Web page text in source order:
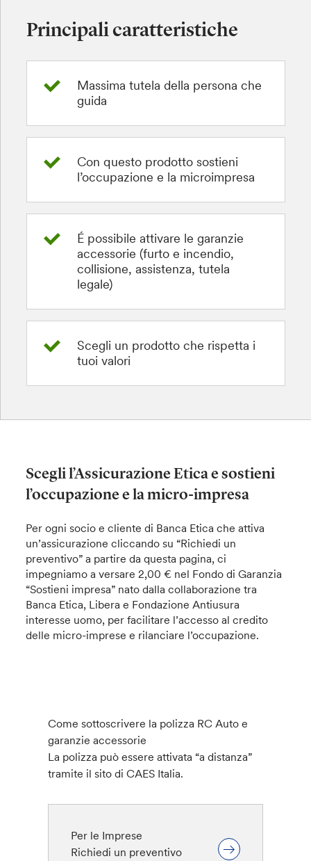
Principali caratteristiche
Massima tutela della persona che
guida
Con questo prodotto sostieni
l’occupazione e la microimpresa
É possibile attivare le garanzie
accessorie (furto e incendio,
collisione, assistenza, tutela
legale)
Scegli un prodotto che rispetta i
tuoi valori
Scegli l’Assicurazione Etica e sostieni
l’occupazione e la micro-impresa
Per ogni socio e cliente di Banca Etica che attiva
un’assicurazione cliccando su “Richiedi un
preventivo” a partire da questa pagina, ci
impegniamo a versare 2,00 € nel Fondo di Garanzia
“Sostieni impresa” nato dalla collaborazione tra
Banca Etica, Libera e Fondazione Antiusura
interesse uomo, per facilitare l’accesso al credito
delle micro-imprese e rilanciare l’occupazione.
Come sottoscrivere la polizza RC Auto e
garanzie accessorie
La polizza può essere attivata “a distanza”
tramite il sito di CAES Italia.
Per le Imprese
Richiedi un preventivo